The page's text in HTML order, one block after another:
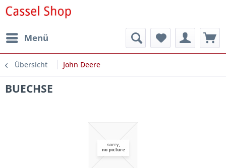
Menü
Übersicht John Deere
BUECHSE